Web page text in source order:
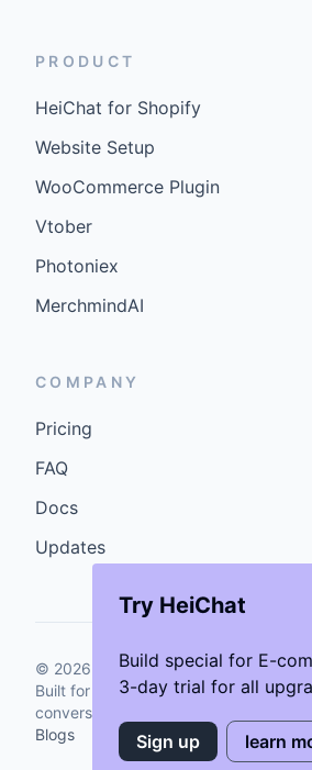
Try HeiChat
Build special for E-
3-day trial for all
Sign up learn
PRODUCT
HeiChat for Shopify
Website Setup
WooCommerce Plugin
Vtober
Photoniex
MerchmindAI
COMPANY
Pricing
FAQ
Docs
Updates
© 2026 GenCybers Inc. All rights
Built for storefronts that want faster
conversions.
Blogs